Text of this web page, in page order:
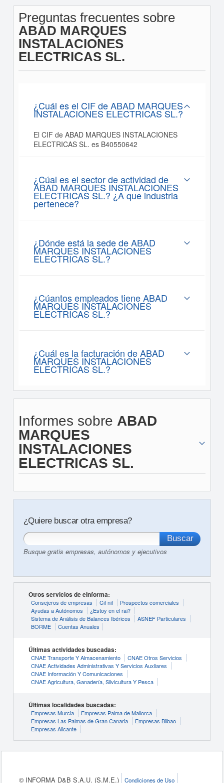
Preguntas frecuentes sobre
ABAD MARQUES
INSTALACIONES
ELECTRICAS SL.
¿Cuál es el CIF de ABAD MARQUES
INSTALACIONES ELECTRICAS SL.?
El CIF de ABAD MARQUES INSTALACIONES
ELECTRICAS SL. es B40550642
¿Cúal es el sector de actividad de
ABAD MARQUES INSTALACIONES
ELECTRICAS SL.? ¿A que industria
pertenece?
¿Dónde está la sede de ABAD
MARQUES INSTALACIONES
ELECTRICAS SL.?
¿Cúantos empleados tiene ABAD
MARQUES INSTALACIONES
ELECTRICAS SL.?
¿Cuál es la facturación de ABAD
MARQUES INSTALACIONES
ELECTRICAS SL.?
Informes sobre ABAD
MARQUES
INSTALACIONES
ELECTRICAS SL.
¿Quiere buscar otra empresa?
Busque gratis empresas, autónomos y ejecutivos
Otros servicios de eInforma:
Consejeros de empresas Cif nif
Prospectos comerciales
Ayudas a Autónomos
¿Estoy en el rai?
Sistema de Análisis de Balances Ibéricos
ASNEF Particulares
BORME
Cuentas Anuales
Últimas actividades buscadas:
CNAE Transporte Y Almacenamiento
CNAE Otros Servicios
CNAE Actividades Administrativas Y Servicios Auxliares
CNAE Información Y Comunicaciones
CNAE Agricultura, Ganadería, Silvicultura Y Pesca
Últimas localidades buscadas:
Empresas Murcia
Empresas Palma de Mallorca
Empresas Las Palmas de Gran Canaria
Empresas Bilbao
Empresas Alicante
© INFORMA D&B S.A.U. (S.M.E.) Condiciones de Uso